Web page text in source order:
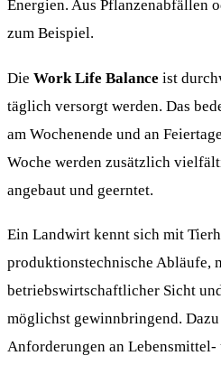
Energien. Aus Pflanzenabfällen
zum Beispiel.
Die Work Life Balance ist
täglich versorgt werden. Das
am Wochenende und an
Woche werden zusätzlich
angebaut und geerntet.
Ein Landwirt kennt sich mit
produktionstechnische Abläufe,
betriebswirtschaftlicher Sicht
möglichst gewinnbringend.
Anforderungen an